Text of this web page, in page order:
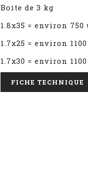
Boite de 3 kg
1.8x35 = environ
1.7x25 = environ
1.7x30 = environ
FICHE TECHNIQUE